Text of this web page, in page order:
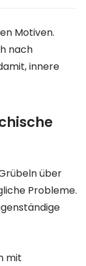
Motiven.
nach
innere
über
Probleme.
mit